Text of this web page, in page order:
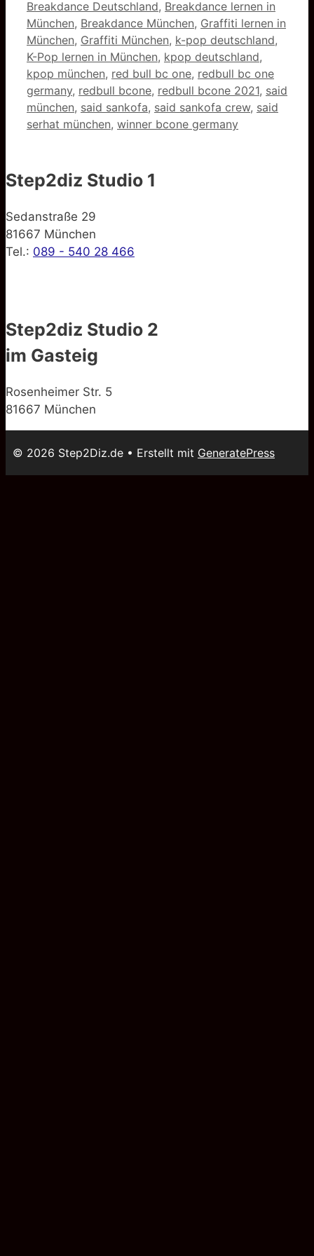
Breakdance Deutschland, Breakdance lernen in
München, Breakdance München, Graffiti lernen in
München, Graffiti München, k-pop deutschland,
K-Pop lernen in München, kpop deutschland,
kpop münchen, red bull bc one, redbull bc one
germany, redbull bcone, redbull bcone 2021, said
münchen, said sankofa, said sankofa crew, said
serhat münchen, winner bcone germany
Step2diz Studio 1
Sedanstraße 29
81667 München
Tel.: 089 - 540 28 466
Step2diz Studio 2
im Gasteig
Rosenheimer Str. 5
81667 München
© 2026 Step2Diz.de • Erstellt mit GeneratePress